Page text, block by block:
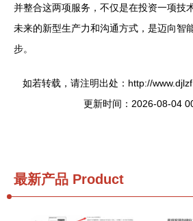
并整合这两项服务，不仅是在投资一项技
未来的新型生产力和沟通方式，是迈向智
步。
如若转载，请注明出处：http://
更新时间：2026-08-04
最新产品 Product